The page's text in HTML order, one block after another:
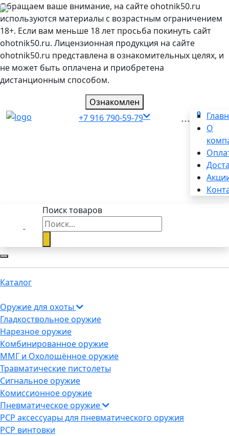
Обращаем ваше внимание, на сайте ohotnik50.ru
используются материалы с возрастным ограничением
18+. Если вам меньше 18 лет просьба покинуть сайт
ohotnik50.ru. Лицензионная продукция на сайте
ohotnik50.ru представлена в ознакомительных целях, и
не может быть оплачена и приобретена
дистанционным способом.
Ознакомлен
+7 916 790-59-79
0
...
О
Поиск товаров
Каталог
Оружие для охоты
Гладкоствольное оружие
Нарезное оружие
Комбинированное оружие
ММГ и Охолощённое оружие
Травматические пистолеты
Сигнальное оружие
Комиссионное оружие
Пневматическое оружие
PCP аксессуары для пневматического оружия
PCP винтовки